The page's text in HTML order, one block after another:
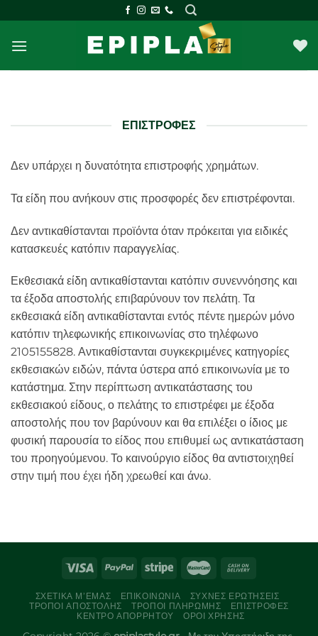
περιεχόμενο
ΕΠΙΣΤΡΟΦΈΣ
Δεν υπάρχει η δυνατότητα επιστροφής χρημάτων.
Τα είδη που ανήκουν στις προσφορές δεν επιστρέφονται.
Δεν αντικαθίστανται προϊόντα όταν πρόκειται για ειδικές
κατασκευές κατόπιν παραγγελίας.
Εκθεσιακά είδη αντικαθίστανται κατόπιν συνεννόησης και
τα έξοδα αποστολής επιβαρύνουν τον πελάτη. Τα
εκθεσιακά είδη αντικαθίστανται εντός πέντε ημερών μόνο
κατόπιν τηλεφωνικής επικοινωνίας στο τηλέφωνο
2105155828. Αντικαθίστανται συγκεκριμένες κατηγορίες
εκθεσιακών ειδών, πάντα ύστερα από επικοινωνία με το
κατάστημα. Στην περίπτωση αντικατάστασης του
εκθεσιακού είδους, ο πελάτης το επιστρέφει με έξοδα
αποστολής που τον βαρύνουν και θα επιλέξει ο ίδιος με
φυσική παρουσία το είδος που επιθυμεί ως αντικατάσταση
του προηγούμενου. Το καινούργιο είδος θα αντιστοιχηθεί
στην τιμή που έχει ήδη χρεωθεί και άνω.
ΣΧΕΤΙΚΆ Μ’ΕΜΆΣ ΕΠΙΚΟΙΝΩΝΊΑ
ΣΥΧΝΈΣ ΕΡΩΤΉΣΕΙΣ
ΤΡΌΠΟΙ ΑΠΟΣΤΟΛΉΣ
ΤΡΌΠΟΙ ΠΛΗΡΩΜΉΣ
ΕΠΙΣΤΡΟΦΈΣ
ΚΈΝΤΡΟ ΑΠΟΡΡΉΤΟΥ
ΌΡΟΙ ΧΡΉΣΗΣ